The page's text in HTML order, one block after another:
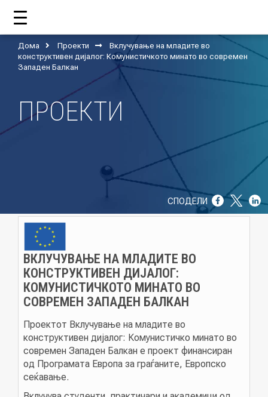
ДОМА
ЗА НАС
ГОДИШНИ ИЗВЕШТАИ
ИСО 9001
ЕВОЛВ
НОВОСТИ
ИСТРАЖУВАЊА
Дома Проекти
Вклучување на младите во
конструктивен дијалог: Комунистичкото минато во современ
Западен Балкан
ПРОЕКТИ
СПОДЕЛИ
ВКЛУЧУВАЊЕ НА МЛАДИТЕ ВО
КОНСТРУКТИВЕН ДИЈАЛОГ:
КОМУНИСТИЧКОТО МИНАТО ВО
СОВРЕМЕН ЗАПАДЕН БАЛКАН
Проектот Вклучување на младите во
конструктивен дијалог: Комунистичко минато во
современ Западен Балкан е проект финансиран
од Програмата Европа за граѓаните, Европско
сеќавање.